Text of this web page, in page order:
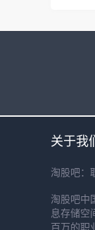
关于我们
淘股吧：
淘股吧中
息存储空
百万的职